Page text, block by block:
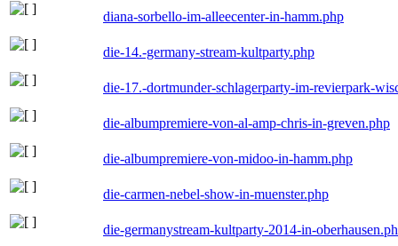
diana-sorbello-im-alleecenter-in-hamm.php
die-14.-germany-stream-kultparty.php
die-17.-dortmunder-schlagerparty-im-revierpark-
die-albumpremiere-von-al-amp-chris-in-greven.php
die-albumpremiere-von-midoo-in-hamm.php
die-carmen-nebel-show-in-muenster.php
die-germanystream-kultparty-2014-in-